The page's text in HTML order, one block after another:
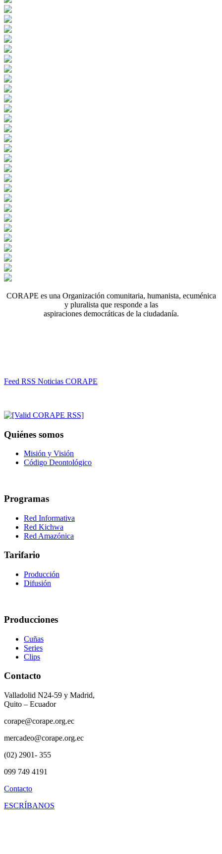
CORAPE es una Organización comunitaria, humanista, ecuménica
y pluralista que responde a las
aspiraciones democráticas de la ciudadanía.
Feed RSS Noticias CORAPE
Quiénes somos
Misión y Visión
Código Deontológico
Programas
Red Informativa
Red Kichwa
Red Amazónica
Tarifario
Producción
Difusión
Producciones
Cuñas
Series
Clips
Contacto
Valladolid N24-59 y Madrid,
Quito – Ecuador
corape@corape.org.ec
mercadeo@corape.org.ec
(02) 2901- 355
099 749 4191
Contacto
ESCRÍBANOS